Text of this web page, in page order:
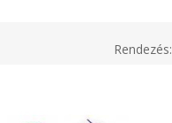
Rendezés: